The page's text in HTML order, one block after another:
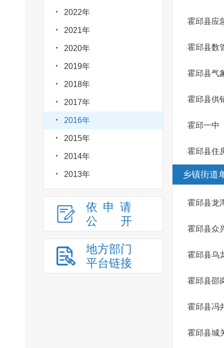
2022年
2021年
2020年
2019年
2018年
2017年
2016年
2015年
2014年
2013年
依申请
公
开
地方部门
平台链接
霍邱县应
霍邱县数
霍邱县气
霍邱县供
霍邱一中
霍邱县住
乡镇街道
霍邱县龙
霍邱县众
霍邱县乌
霍邱县邵
霍邱县冯
霍邱县城